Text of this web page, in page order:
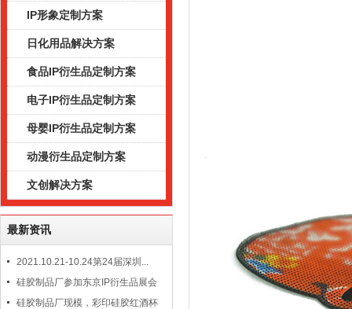
IP形象定制方案
日化用品解决方案
食品IP衍生品定制方案
电子IP衍生品定制方案
母婴IP衍生品定制方案
动漫衍生品定制方案
文创解决方案
最新资讯
2021.10.21-10.24第24届深圳...
硅胶制品厂参加东京IP衍生品展会
硅胶制品厂现模，彩印硅胶红酒杯